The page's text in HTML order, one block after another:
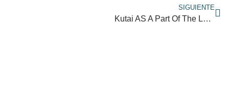
SIGUIENTE
Kutai AS A Part Of The LeAD Health Tech Ecosystem